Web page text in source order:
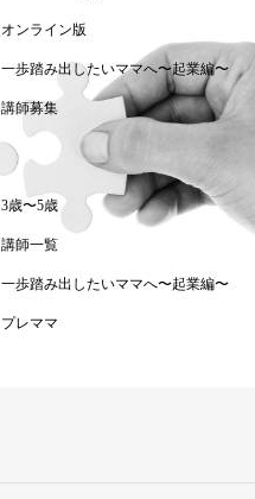
オンライン版
一歩踏み出したいママへ〜起業編〜
講師募集
3歳〜5歳
講師一覧
一歩踏み出したいママへ〜起業編〜
プレママ